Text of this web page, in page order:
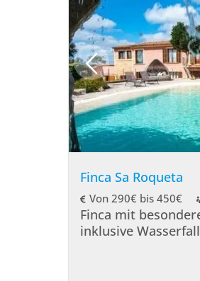
Finca Sa Roqueta
Von 290€ bis 450€
Finca mit
inklusive